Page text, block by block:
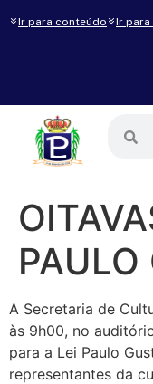
Ir para conteúdo Ir
PAULO
A Secretaria de
às 9h00, no
para a Lei Paulo
representantes da